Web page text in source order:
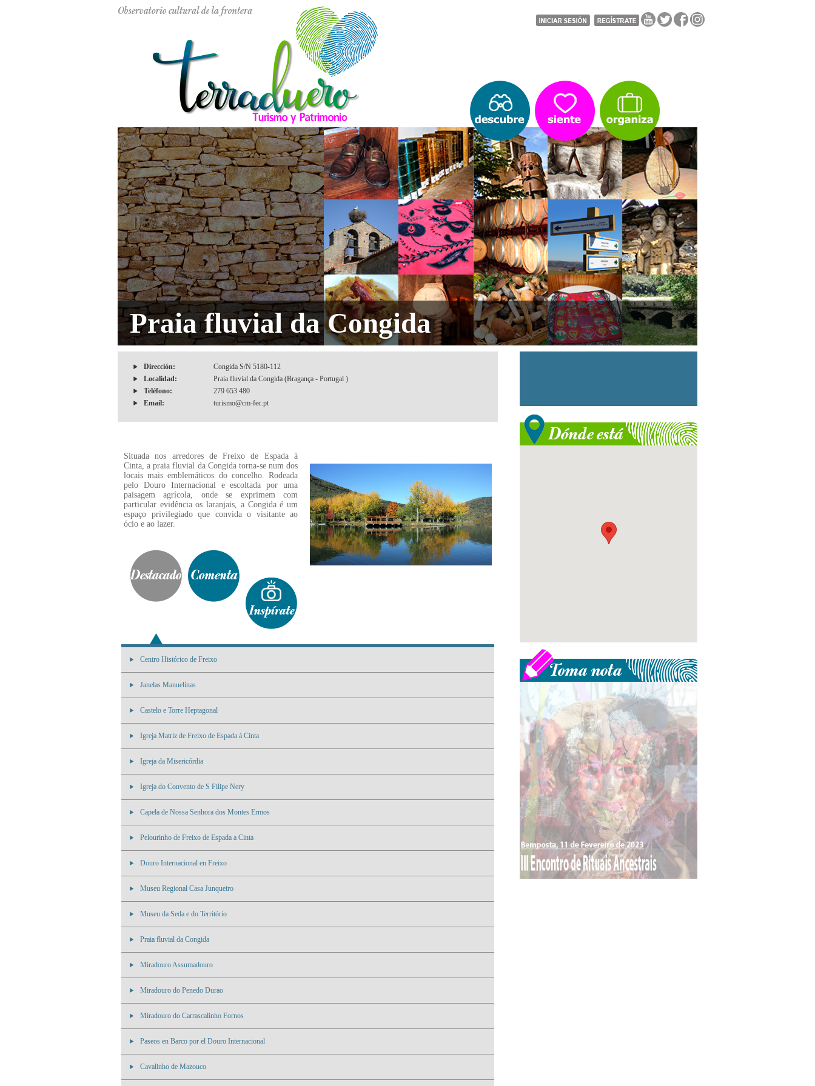
Praia fluvial da Congida
Dirección:
Congida S/N 5180-112
Localidad:
Praia fluvial da Congida (Bragança - Portugal )
Teléfono:
279 653 480
Email:
turismo@cm-fec.pt
Situada nos arredores de Freixo de Espada à
Cinta, a praia fluvial da Congida torna-se num dos
locais mais emblemáticos do concelho. Rodeada
pelo Douro Internacional e escoltada por uma
paisagem agrícola, onde se exprimem com
particular evidência os laranjais, a Congida é um
espaço privilegiado que convida o visitante ao
ócio e ao lazer.
Centro Histórico de Freixo
Janelas Manuelinas
Castelo e Torre Heptagonal
Igreja Matriz de Freixo de Espada á Cinta
Igreja da Misericórdia
Igreja do Convento de S Filipe Nery
Capela de Nossa Senhora dos Montes Ermos
Pelourinho de Freixo de Espada a Cinta
Douro Internacional en Freixo
Museu Regional Casa Junqueiro
Museu da Seda e do Território
Praia fluvial da Congida
Miradouro Assumadouro
Miradouro do Penedo Durao
Miradouro do Carrascalinho Fornos
Paseos en Barco por el Douro Internacional
Cavalinho de Mazouco